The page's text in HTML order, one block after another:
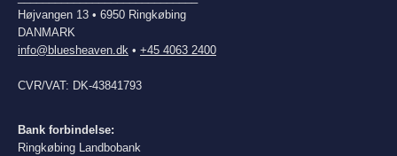
Højvangen 13 • 6950 Ringkøbing
DANMARK
info@bluesheaven.dk • +45 4063 2400
CVR/VAT: DK-43841793
Bank forbindelse:
Ringkøbing Landbobank